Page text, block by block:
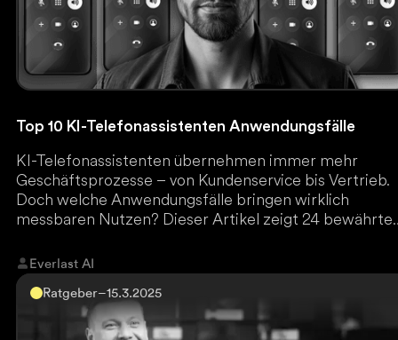
Top 10 KI-Telefonassistenten Anwendungsfälle
KI-Telefonassistenten übernehmen immer mehr
Geschäftsprozesse – von Kundenservice bis Vertrieb.
Doch welche Anwendungsfälle bringen wirklich
messbaren Nutzen? Dieser Artikel zeigt 24 bewährte
Wer nicht frühzeitig automatisiert, verliert wertvolle
Marktanteile. Jetzt lesen und die besten KI-
entdecken.
Everlast AI
Ratgeber–15.3.2025